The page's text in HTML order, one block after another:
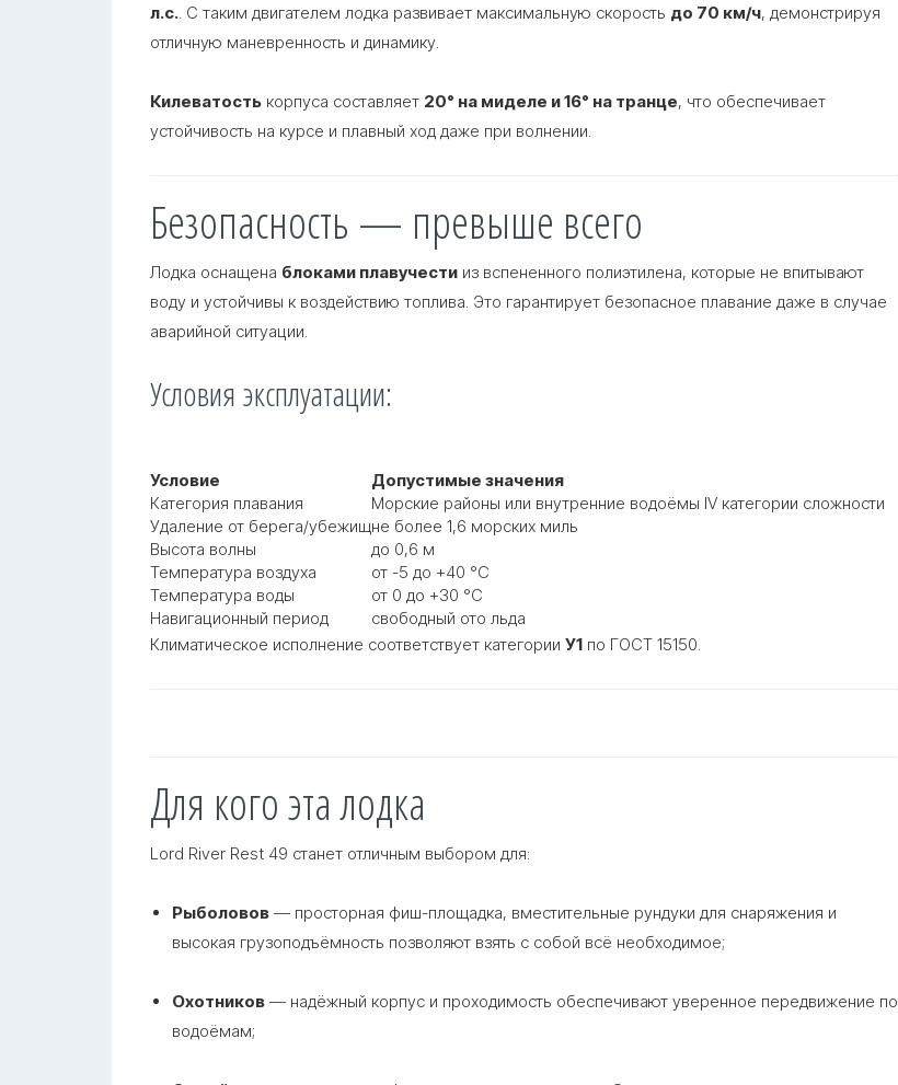
л.с. . С таким двигателем лодка развивает максимальную скорость до 70 км/ч, демонстрируя
отличную маневренность и динамику.
Килеватость корпуса составляет 20° на миделе и 16° на транце, что обеспечивает
устойчивость на курсе и плавный ход даже при волнении.
Безопасность — превыше всего
Лодка оснащена блоками плавучести из вспененного полиэтилена, которые не впитывают
воду и устойчивы к воздействию топлива . Это гарантирует безопасное плавание даже в случае
аварийной ситуации
Условия эксплуатации:
Условие
Допустимые значения
Категория плавания
Морские районы или внутренние водоёмы IV категории сложности
Удаление от берега/убежищне более 1,6 морских миль
Высота волны
до 0,6 м
Температура воздуха
от -5 до +40 °С
Температура воды
от 0 до +30 °С
Навигационный период
свободный ото льда
Климатическое исполнение соответствует категории У1 по ГОСТ 15150
Для кого эта лодка
Lord River Rest 49 станет отличным выбором для:
Рыболовов — просторная фиш-площадка, вместительные рундуки для снаряжения и
высокая грузоподъёмность позволяют взять с собой всё необходимое;
Охотников — надёжный корпус и проходимость обеспечивают уверенное передвижение по
водоёмам;